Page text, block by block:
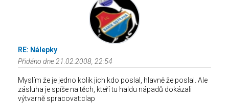
RE: Nálepky
Přidáno dne 21.02.2008, 22:54
Myslím že je jedno kolik jich kdo poslal, hlavně že poslal. Ale
zásluha je spíše na těch, kteří tu haldu nápadů dokázali
výtvarně spracovat:clap